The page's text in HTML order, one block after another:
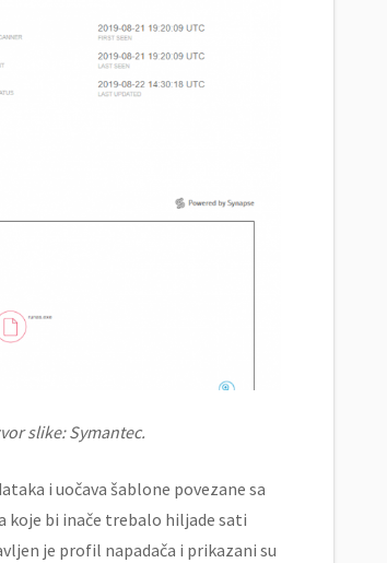
slike: Symantec.
i uočava šablone povezane sa
koje bi inače trebalo hiljade sati
je profil napadača i prikazani su